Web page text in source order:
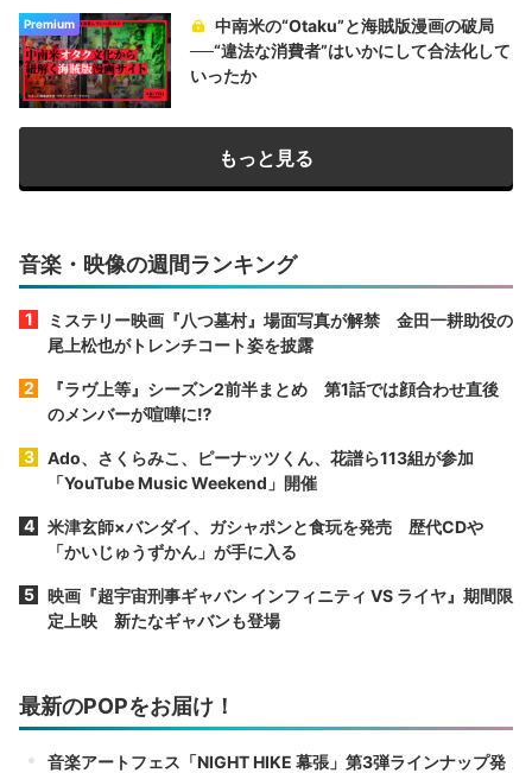
Premium
中南米の“Otaku”と海賊版漫画の破局
──“違法な消費者”はいかにして合法化して
いったか
もっと見る
音楽・映像の週間ランキング
ミステリー映画『八つ墓村』場面写真が解禁 金田一耕助役の
尾上松也がトレンチコート姿を披露
『ラヴ上等』シーズン2前半まとめ 第1話では顔合わせ直後
のメンバーが喧嘩に⁉︎
Ado、さくらみこ、ピーナッツくん、花譜ら113組が参加
「YouTube Music Weekend」開催
米津玄師×バンダイ、ガシャポンと食玩を発売 歴代CDや
「かいじゅうずかん」が手に入る
映画『超宇宙刑事ギャバン インフィニティ VS ライヤ』期間限
定上映 新たなギャバンも登場
最新のPOPをお届け！
音楽アートフェス「NIGHT HIKE 幕張」第3弾ラインナップ発